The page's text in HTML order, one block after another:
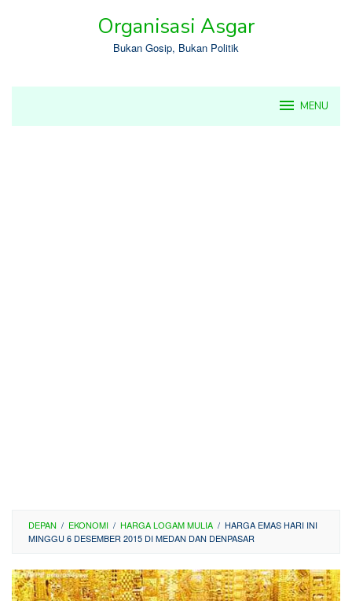
Organisasi Asgar
Bukan Gosip, Bukan Politik
MENU
DEPAN / EKONOMI / HARGA LOGAM MULIA / HARGA EMAS HARI INI
MINGGU 6 DESEMBER 2015 DI MEDAN DAN DENPASAR